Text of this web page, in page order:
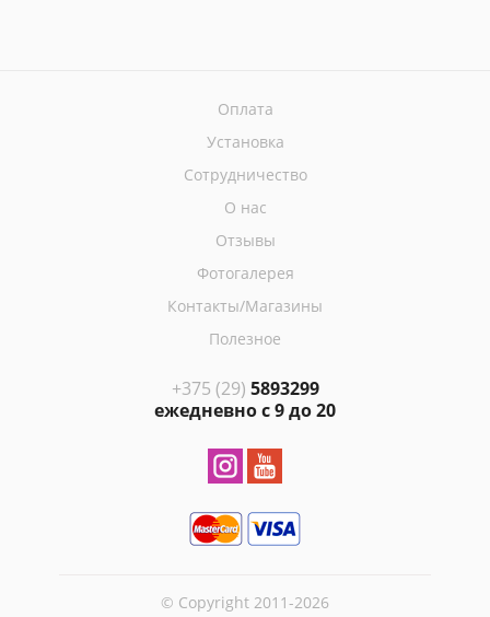
Оплата
Установка
Сотрудничество
О нас
Отзывы
Фотогалерея
Контакты/Магазины
Полезное
+375 (29) 5893299
ежедневно с 9 до 20
© Copyright 2011-2026